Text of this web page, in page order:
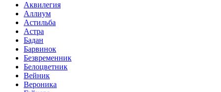
Аквилегия
Аллиум
Астильба
Астра
Бадан
Барвинок
Безвременник
Белоцветник
Вейник
Вероника